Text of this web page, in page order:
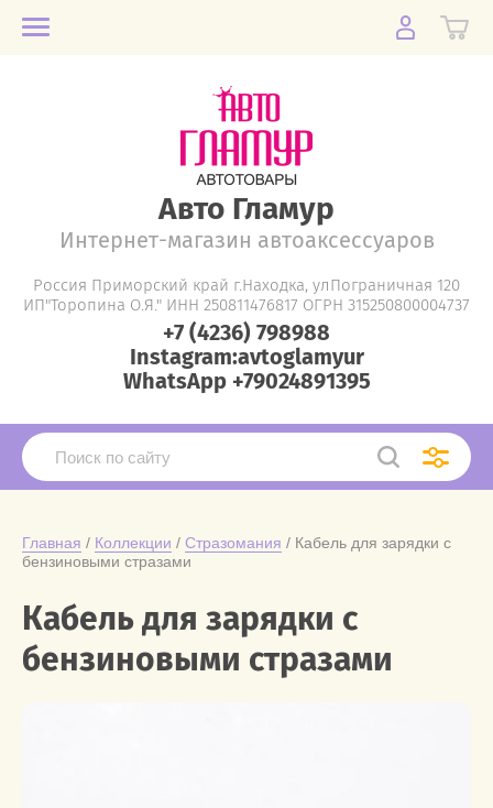
Авто Гламур
Интернет-магазин автоаксессуаров
Россия Приморский край г.Находка, улПограничная 120
ИП"Торопина О.Я." ИНН 250811476817 ОГРН 315250800004737
+7 (4236) 798988
Instagram:avtoglamyur
WhatsApp +79024891395
Главная / Коллекции / Стразомания / Кабель для зарядки с
бензиновыми стразами
Кабель для зарядки с
бензиновыми стразами